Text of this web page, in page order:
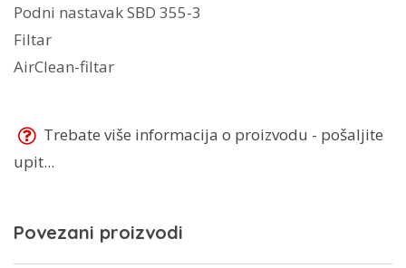
Podni nastavak SBD 355-3
Filtar
AirClean-filtar
Trebate više informacija o proizvodu - pošaljite
upit...
Povezani proizvodi